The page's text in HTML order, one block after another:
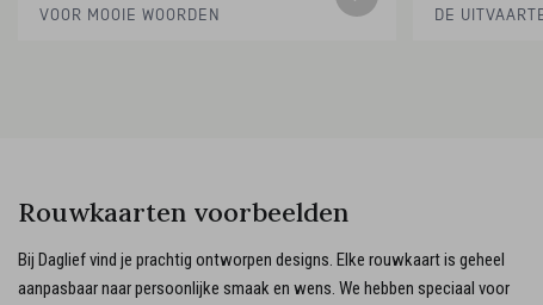
VOOR MOOIE WOORDEN DE
Rouwkaarten voorbeelden
Bij Daglief vind je prachtig ontworpen designs. Elke rouwkaart is geheel
aanpasbaar naar persoonlijke smaak en wens. We hebben speciaal voor